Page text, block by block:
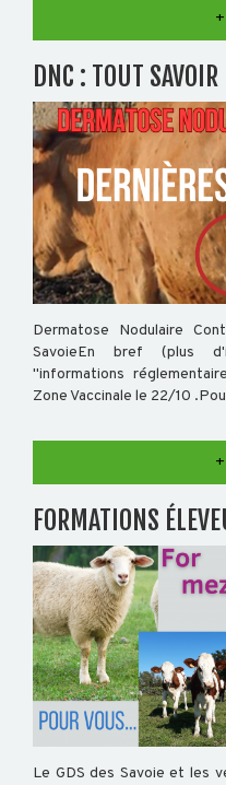
DNC : TOUT SAVOIR
Dermatose Nodulaire
SavoieEn bref (plus
"informations
Zone Vaccinale le 22/10
FORMATIONS
Le GDS des Savoie et les